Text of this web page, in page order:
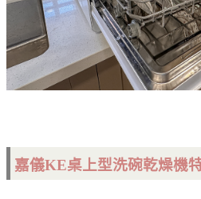
嘉儀KE桌上型洗碗乾燥機